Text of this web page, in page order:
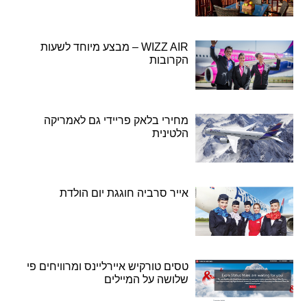
WIZZ AIR – מבצע מיוחד לשעות
הקרובות
מחירי בלאק פריידי גם לאמריקה
הלטינית
אייר סרביה חוגגת יום הולדת
טסים טורקיש איירליינס ומרוויחים פי
שלושה על המיילים